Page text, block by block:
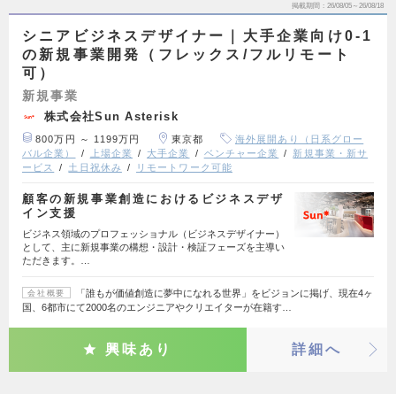
掲載期間 26/08/05～26/08/18
シニアビジネスデザイナー｜大手企業向け0-1
の新規事業開発（フレックス/フルリモート
可）
新規事業
株式会社Sun Asterisk
800万円 ～ 1199万円 東京都
海外展開あり（日系グロー
バル企業）
上場企業 大手企業 ベンチャー企業
新規事業・新サ
ービス
土日祝休み リモートワーク可能
顧客の新規事業創造におけるビジネスデザ
イン支援
ビジネス領域のプロフェッショナル（ビジネスデザイナー）
として、主に新規事業の構想・設計・検証フェーズを主導い
ただきます。…
会社概要
「誰もが価値創造に夢中になれる世界」をビジョンに掲げ、現在4ヶ
国、6都市にて2000名のエンジニアやクリエイターが在籍す…
興味あり 詳細へ